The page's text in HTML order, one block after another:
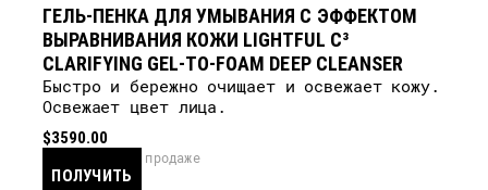
ГЕЛЬ-ПЕНКА ДЛЯ УМЫВАНИЯ С ЭФФЕКТОМ
ВЫРАВНИВАНИЯ КОЖИ LIGHTFUL C³
CLARIFYING GEL-TO-FOAM DEEP CLEANSER
Быстро и бережно очищает и освежает кожу.
Освежает цвет лица.
$3590.00
ПОЛУЧИТЬ
скоро в продаже